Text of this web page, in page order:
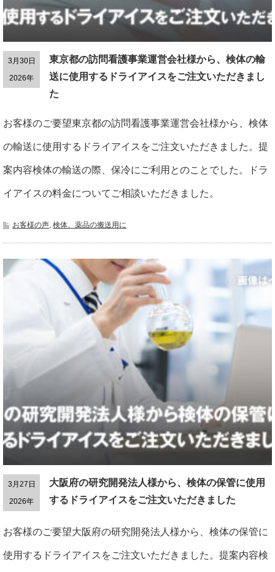
3月30日
2026年
東京都の訪問看護事業運営会社様から、検体の輸
送に使用するドライアイスをご注文いただきまし
た
お客様のご要望東京都の訪問看護事業運営会社様から、検体
の輸送に使用するドライアイスをご注文いただきました。提
案内容検体の輸送の際、保冷にご利用とのことでした。ドラ
イアイスの料金についてご相談いただきました。
お客様の声, 検体、薬品の搬送用に
3月27日
2026年
大阪府の研究開発法人様から、検体の保管に使用
するドライアイスをご注文いただきました
お客様のご要望大阪府の研究開発法人様から、検体の保管に
使用するドライアイスをご注文いただきました。提案内容検